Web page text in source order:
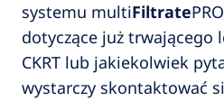
systemu multiFiltrate
dotyczące już trwającego
CKRT lub jakiekolwiek
wystarczy skontaktować